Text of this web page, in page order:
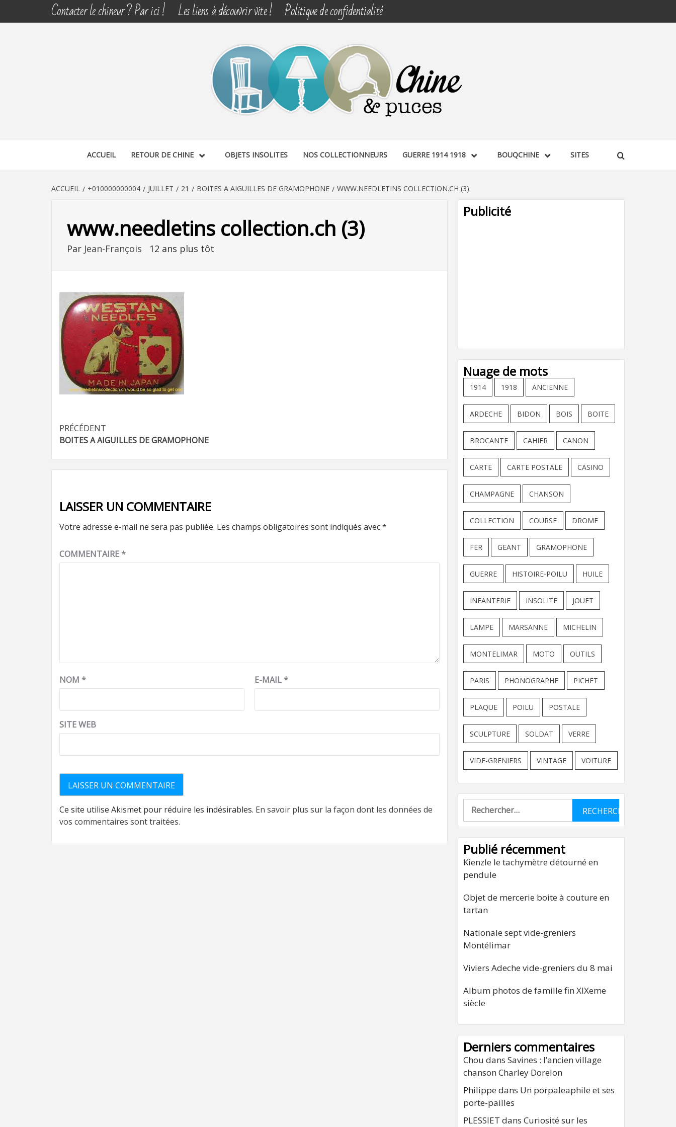
Contacter le chineur ? Par ici ! Les liens à découvrir vite ! Politique de confidentialité
CHINE & PUCES
ACCUEIL RETOUR DE CHINE OBJETS INSOLITES NOS COLLECTIONNEURS GUERRE 1914 1918 BOUQCHINE SITES
ACCUEIL +010000000004 JUILLET 21 BOITES A AIGUILLES DE GRAMOPHONE WWW.NEEDLETINS COLLECTION.CH (3)
www.needletins collection.ch (3)
Par Jean-François 12 ans plus tôt
Navigation
d’article
PRÉCÉDENT
BOITES A AIGUILLES DE GRAMOPHONE
LAISSER UN COMMENTAIRE
Votre adresse e-mail ne sera pas publiée. Les champs obligatoires sont indiqués avec*
COMMENTAIRE*
NOM * E-MAIL*
SITE WEB
Ce site utilise Akismet pour réduire les indésirables. En savoir plus sur la façon dont les données de
vos commentaires sont traitées.
Publicité
Nuage de mots
1914 1918 ANCIENNE
ARDECHE BIDON BOIS BOITE
BROCANTE CAHIER CANON
CARTE CARTE POSTALE CASINO
CHAMPAGNE CHANSON
COLLECTION COURSE DROME
FER GEANT GRAMOPHONE
GUERRE HISTOIRE-POILU HUILE
INFANTERIE INSOLITE JOUET
LAMPE MARSANNE MICHELIN
MONTELIMAR MOTO OUTILS
PARIS PHONOGRAPHE PICHET
PLAQUE POILU POSTALE
SCULPTURE SOLDAT VERRE
VIDE-GRENIERS VINTAGE VOITURE
Rechercher :
Publié récemment
Kienzle le tachymètre détourné en
pendule
Objet de mercerie boite à couture en
tartan
Nationale sept vide-greniers
Montélimar
Viviers Adeche vide-greniers du 8 mai
Album photos de famille fin XIXeme
siècle
Derniers commentaires
Chou dans Savines : l’ancien village
chanson Charley Dorelon
Philippe dans Un porpaleaphile et ses
porte-pailles
PLESSIET dans Curiosité sur les